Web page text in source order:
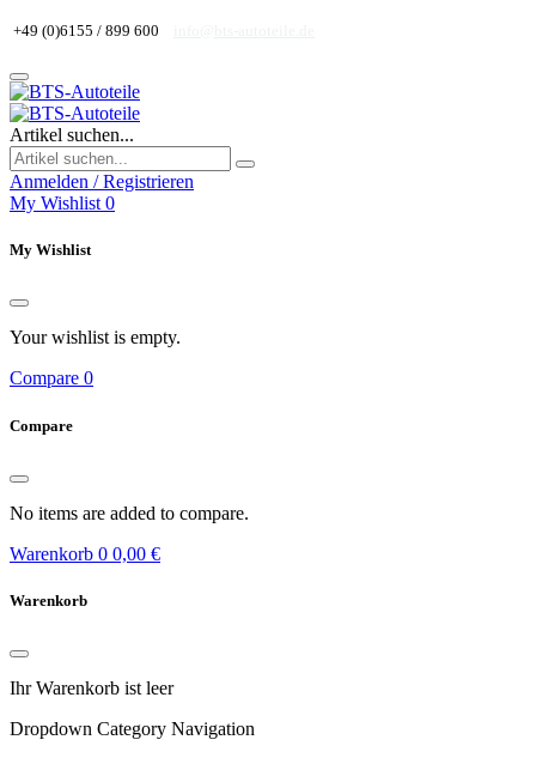
+49 (0)6155 / 899 600
Artikel suchen...
Anmelden / Registrieren
My Wishlist 0
My Wishlist
Your wishlist is empty.
Compare 0
Compare
No items are added to compare.
Warenkorb 0 0,00 €
Warenkorb
Ihr Warenkorb ist leer
Dropdown Category Navigation